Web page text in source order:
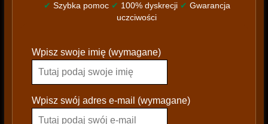
✔ Szybka pomoc ✔ 100% dyskrecji ✔ Gwarancja
uczciwości
l
a
s
Wpisz swoje imię (wymagane)
Wpisz swój adres e-mail (wymagane)